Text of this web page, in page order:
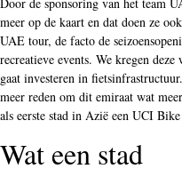
meer op de kaart en dat doen ze
UAE tour, de facto de
recreatieve events. We kregen
gaat investeren in
meer reden om dit emiraat wat
als eerste stad in Azië een UCI
Wat een stad